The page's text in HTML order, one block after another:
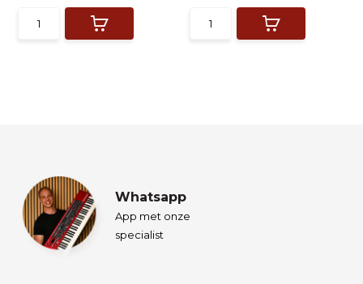
Whatsapp
App met onze
specialist